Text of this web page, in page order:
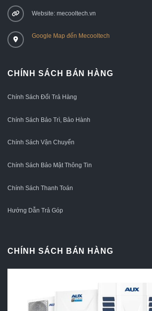
Website: mecooltech.vn
Google Map đến Mecooltech
CHÍNH SÁCH BÁN HÀNG
Chính Sách Đổi Trả Hàng
Chính Sách Bảo Trì, Bảo Hành
Chính Sách Vận Chuyển
Chính Sách Bảo Mật Thông Tin
Chính Sách Thanh Toán
Hướng Dẫn Trả Góp
CHÍNH SÁCH BÁN HÀNG